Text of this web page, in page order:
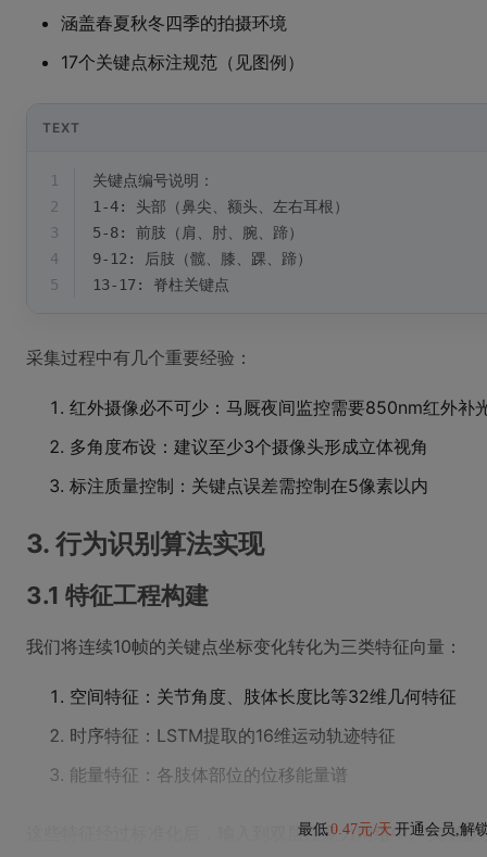
涵盖春夏秋冬四季的拍摄环境
17个关键点标注规范（见图例）
TEXT
1
关键点编号说明：
2
1-4: 头部（鼻尖、额头、左右耳根）
3
5-8: 前肢（肩、肘、腕、蹄）
4
9-12: 后肢（髋、膝、踝、蹄）
5
13-17: 脊柱关键点
采集过程中有几个重要经验：
红外摄像必不可少：马厩夜间监控需要850nm红外补
多角度布设：建议至少3个摄像头形成立体视角
标注质量控制：关键点误差需控制在5像素以内
3. 行为识别算法实现
3.1 特征工程构建
我们将连续10帧的关键点坐标变化转化为三类特征向量：
空间特征：关节角度、肢体长度比等32维几何特征
时序特征：LSTM提取的16维运动轨迹特征
能量特征：各肢体部位的位移能量谱
这些特征经过标准化后，输入到双层注意力网络中。实测显
最低0.47元/天 开通会员,解